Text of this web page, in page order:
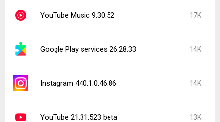
YouTube Music 9.30.52 17K
Google Play services 26.28.33 14K
Instagram 440.1.0.46.86 14K
YouTube 21.31.523 beta 13K